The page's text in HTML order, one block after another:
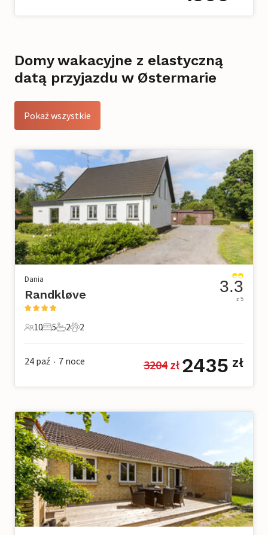
Domy wakacyjne z elastyczną
datą przyjazdu w Østermarie
Pokaż wszystkie
Dania
Randkløve
10 Goście
10
5 Sypialnie
5
2 Łazienki
2
2 Zwierzęta domowe
2
3.3
z 5
24 paź • 7 noce 3204 zł 2435 zł